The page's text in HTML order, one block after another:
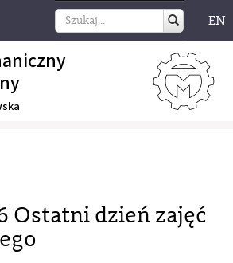
EN
Ostatni dzień zajęć